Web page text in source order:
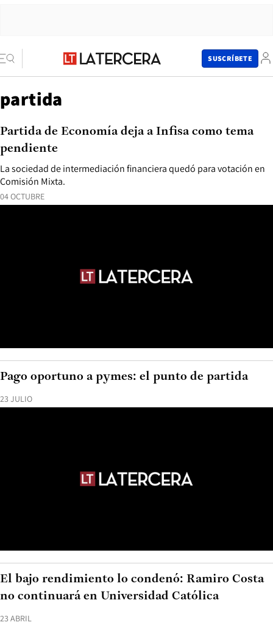
SUSCRÍBETE
partida
04 OCTUBRE
La sociedad de intermediación financiera quedó para votación en
Comisión Mixta.
Partida de Economía deja a Infisa como tema
pendiente
23 JULIO
Pago oportuno a pymes: el punto de partida
23 ABRIL
El bajo rendimiento lo condenó: Ramiro Costa
no continuará en Universidad Católica